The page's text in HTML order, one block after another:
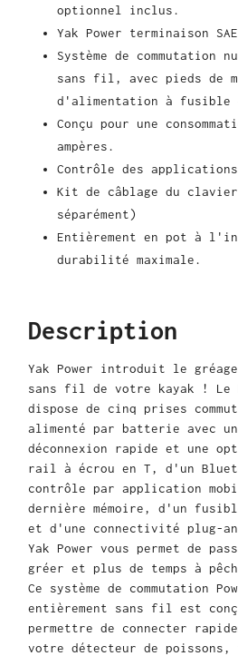
optionnel inclus.
Yak Power terminaison
Système de commutation
sans fil, avec pieds de
d'alimentation à fusible
Conçu pour une
ampères.
Contrôle des
Kit de câblage du
séparément)
Entièrement en pot à
durabilité maximale.
Description
Yak Power introduit le
sans fil de votre kayak ! Le
dispose de cinq prises
alimenté par batterie avec
déconnexion rapide et une
rail à écrou en T, d'un
contrôle par application
dernière mémoire, d'un
et d'une connectivité plug-
Yak Power vous permet de
gréer et plus de temps à
Ce système de commutation
entièrement sans fil est
permettre de connecter
votre détecteur de poissons,